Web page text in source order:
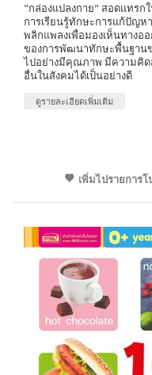
"กล่องแปลงกาย" สอดแทรกใ
การเรียนรู้ทักษะการแก้ปัญ
พลิกแพลงเพื่อมองเห็นทางอ
ของการพัฒนาทักษะพื้นฐานข
ไปอย่างมีคุณภาพ มีความคิด
อื่นในสังคมได้เป็นอย่างดี
ดูรายละเอียดเพิ่มเติม
เพิ่มไปรายการโ